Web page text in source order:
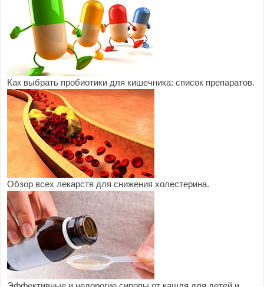
Как выбрать пробиотики для кишечника: список препаратов.
Обзор всех лекарств для снижения холестерина.